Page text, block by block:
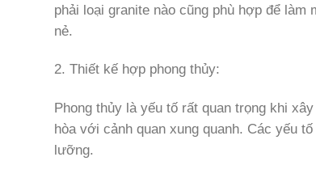
phải loại granite nào cũng phù hợp để
nẻ.
2. Thiết kế hợp phong thủy:
Phong thủy là yếu tố rất quan trọng khi
hòa với cảnh quan xung quanh. Các yếu
lưỡng.